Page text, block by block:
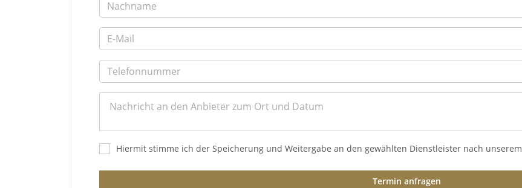
Hiermit stimme ich der Speicherung und Weitergabe an den gewählten Dienstleister nach unserem
Termin anfragen